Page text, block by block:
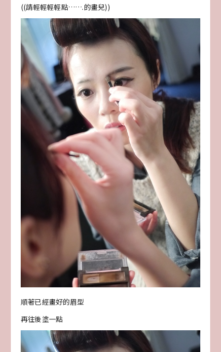
((請輕輕輕輕點…….的畫兒))
順著已經畫好的眉型
再往後塗一點